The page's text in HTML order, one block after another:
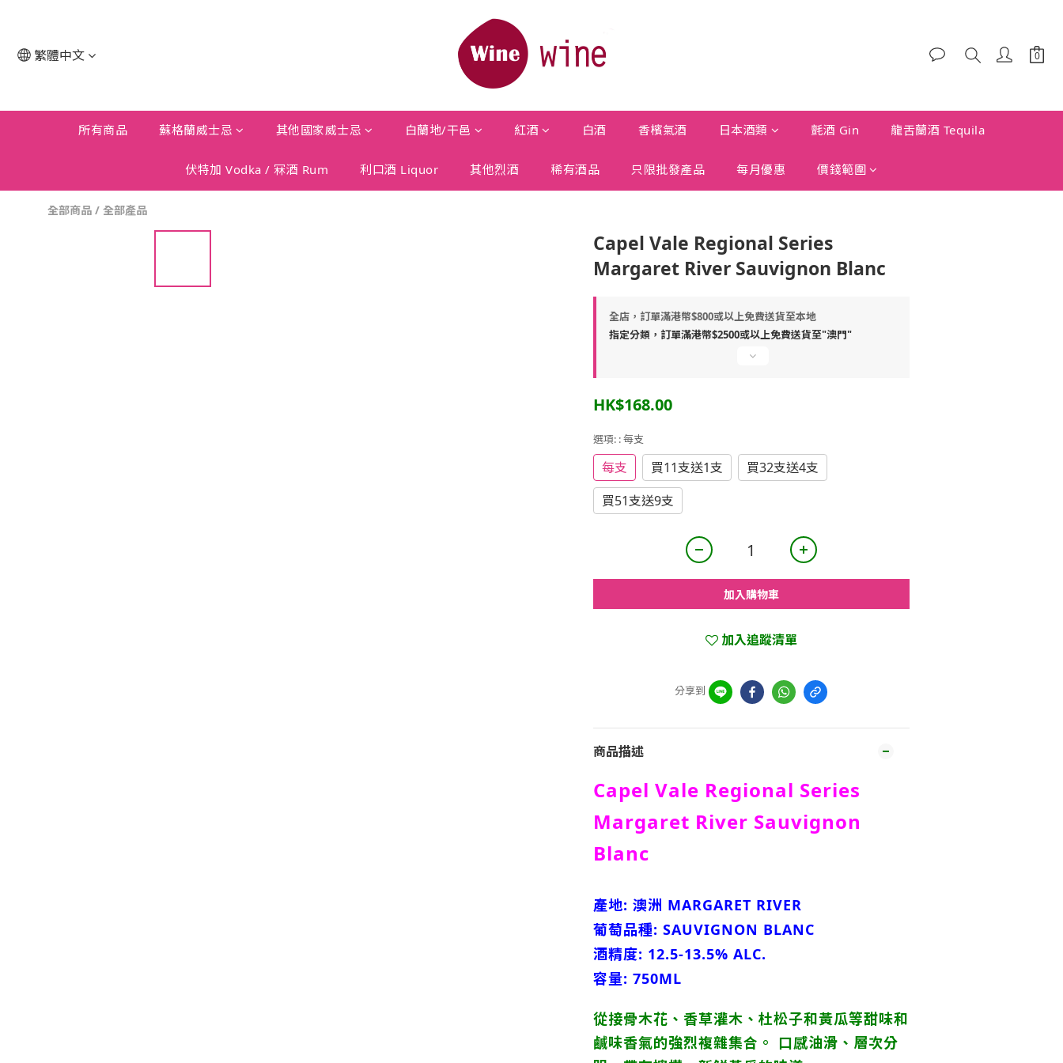
繁體中文
所有商品 蘇格蘭威士忌 其他國家威士忌 白蘭地/干邑 紅酒 白酒 香檳氣酒 日本酒類 氈酒 Gin 龍舌蘭酒 Tequila
伏特加 Vodka / 冧酒 Rum 利口酒 Liquor 其他烈酒 稀有酒品 只限批發產品 每月優惠 價錢範圍
全部商品 / 全部產品
Capel Vale Regional Series
Margaret River Sauvignon Blanc
全店，訂單滿港幣$800或以上免費送貨至本地
指定分類，訂單滿港幣$2500或以上免費送貨至"澳門"
HK$168.00
選項: : 每支
每支 買11支送1支
買32支送4支
買51支送9支
加入購物車
加入追蹤清單
分享到
商品描述
Capel Vale Regional Series
Margaret River Sauvignon
Blanc
產地: 澳洲 MARGARET RIVER
葡萄品種: SAUVIGNON BLANC
酒精度: 12.5-13.5% ALC.
容量: 750ML
從接骨木花、香草灌木、杜松子和黃瓜等甜味和
鹹味香氣的強烈複雜集合。 口感油滑、層次分